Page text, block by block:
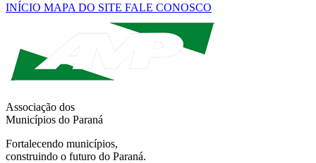
INÍCIO MAPA DO SITE FALE CONOSCO
Associação dos
Municípios do Paraná
Fortalecendo municípios,
construindo o futuro do Paraná.